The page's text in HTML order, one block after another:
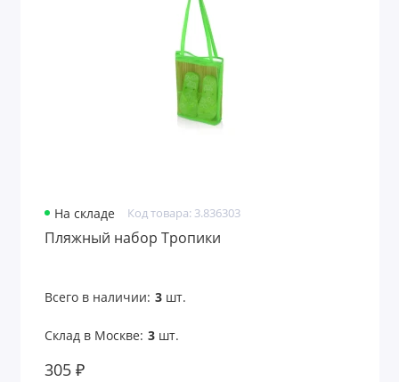
На складе Код товара: 3.836303
Пляжный набор Тропики
Всего в наличии: 3шт.
Склад в Москве: 3шт.
305 ₽